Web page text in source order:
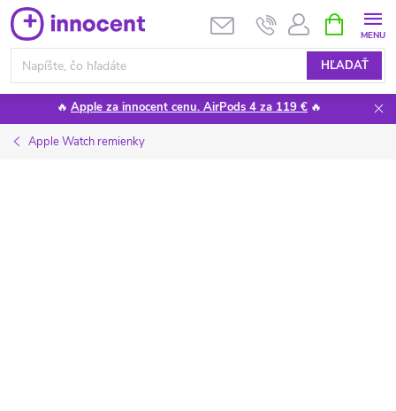
Prejsť
na
obsah
HĽADAŤ
KOŠÍK
🔥 Apple za innocent cenu. AirPods 4 za 119 € 🔥
Apple Watch remienky